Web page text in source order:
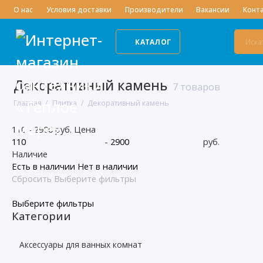
О нас Условия доставки Производители Вакансии
КАТАЛОГ
Декоративный камень 7 товаров
Главная Плитка Декоративный камень
110 - 2900руб. Цена
-
руб.
Наличие
Есть в наличии Нет в наличии
Сбросить Выберите фильтры
Выберите фильтры
Категории
Аксессуары для ванных комнат